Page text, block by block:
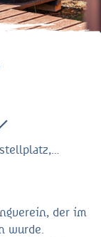
der im
wurde.